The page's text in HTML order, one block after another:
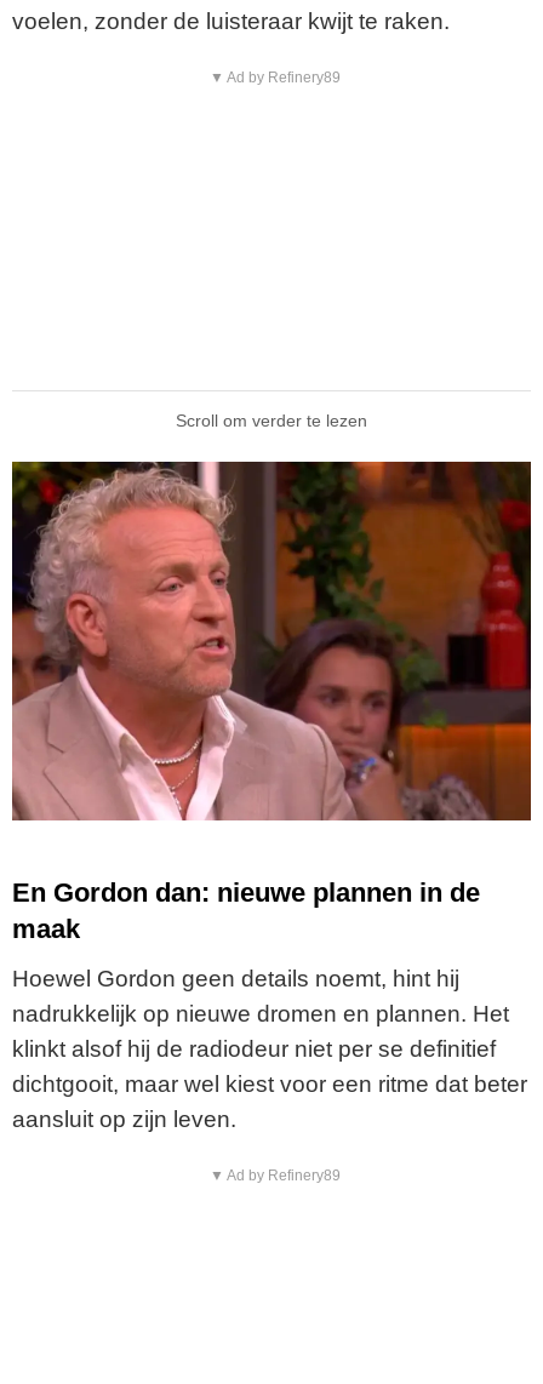
voelen, zonder de luisteraar kwijt te raken.
▼ Ad by Refinery89
Scroll om verder te lezen
En Gordon dan: nieuwe plannen in de
maak
Hoewel Gordon geen details noemt, hint hij
nadrukkelijk op nieuwe dromen en plannen. Het
klinkt alsof hij de radiodeur niet per se definitief
dichtgooit, maar wel kiest voor een ritme dat beter
aansluit op zijn leven.
▼ Ad by Refinery89